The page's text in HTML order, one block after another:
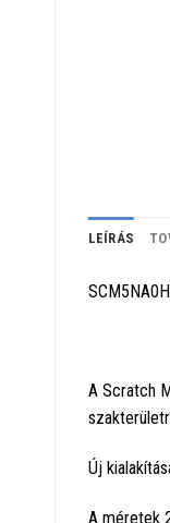
LEÍRÁS
A Scratch
Új
A méretek